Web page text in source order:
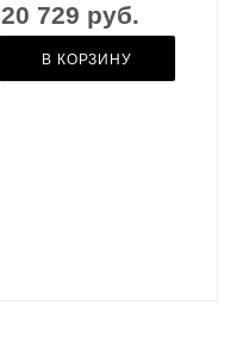
20 729 руб.
В КОРЗИНУ